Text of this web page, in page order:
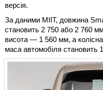
версія.
За даними MIIT, довжина
становить 2 750 або 2 760
висота — 1 560 мм, а
маса автомобіля становить 1